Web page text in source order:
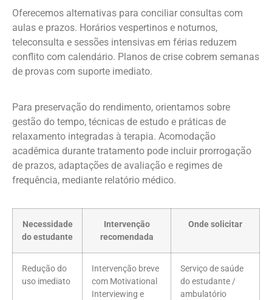
Oferecemos alternativas para conciliar consultas com
aulas e prazos. Horários vespertinos e noturnos,
teleconsulta e sessões intensivas em férias reduzem
conflito com calendário. Planos de crise cobrem semanas
de provas com suporte imediato.
Para preservação do rendimento, orientamos sobre
gestão do tempo, técnicas de estudo e práticas de
relaxamento integradas à terapia. Acomodação
acadêmica durante tratamento pode incluir prorrogação
de prazos, adaptações de avaliação e regimes de
frequência, mediante relatório médico.
Necessidade
do estudante
Intervenção
recomendada
Onde solicitar
Redução do
uso imediato
Intervenção breve
com Motivational
Interviewing e
Serviço de saúde
do estudante /
ambulatório